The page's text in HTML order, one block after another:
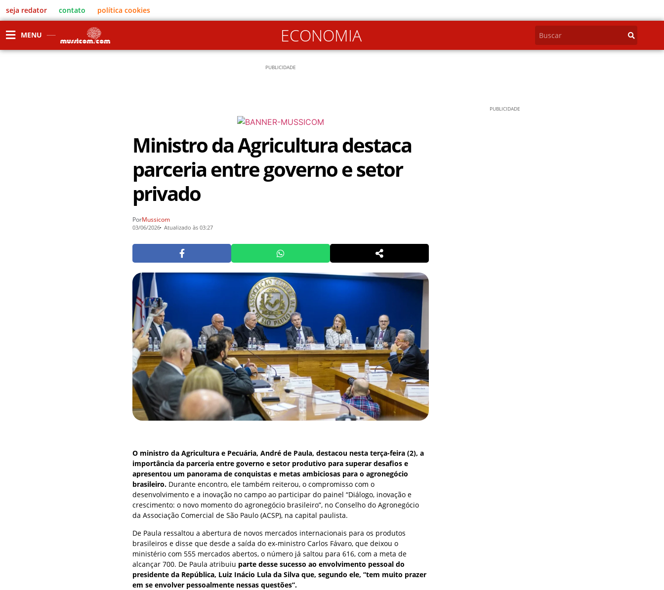
seja redator contato política cookies
MENU ECONOMIA
PUBLICIDADE
Ministro da Agricultura destaca
parceria entre governo e setor
privado
PorMussicom
03/06/2026 Atualizado às 03:27
O ministro da Agricultura e Pecuária, André de Paula, destacou nesta terça-feira (2), a
importância da parceria entre governo e setor produtivo para superar desafios e
apresentou um panorama de conquistas e metas ambiciosas para o agronegócio
brasileiro. Durante encontro, ele também reiterou, o compromisso com o
desenvolvimento e a inovação no campo ao participar do painel “Diálogo, inovação e
crescimento: o novo momento do agronegócio brasileiro”, no Conselho do Agronegócio
da Associação Comercial de São Paulo (ACSP), na capital paulista.
De Paula ressaltou a abertura de novos mercados internacionais para os produtos
brasileiros e disse que desde a saída do ex-ministro Carlos Fávaro, que deixou o
ministério com 555 mercados abertos, o número já saltou para 616, com a meta de
alcançar 700. De Paula atribuiu parte desse sucesso ao envolvimento pessoal do
presidente da República, Luiz Inácio Lula da Silva que, segundo ele, “tem muito prazer
em se envolver pessoalmente nessas questões”.
PUBLICIDADE